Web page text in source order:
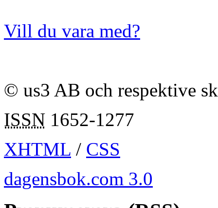
Vill du vara med?
© us3 AB och respektive
ISSN 1652-1277
XHTML / CSS
dagensbok.com 3.0